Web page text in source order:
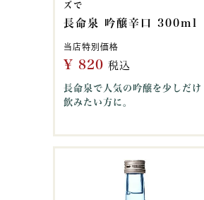
ズで
長命泉 吟醸辛口 300ml
当店特別価格
¥ 820 税込
長命泉で人気の吟醸を少しだけ
飲みたい方に。